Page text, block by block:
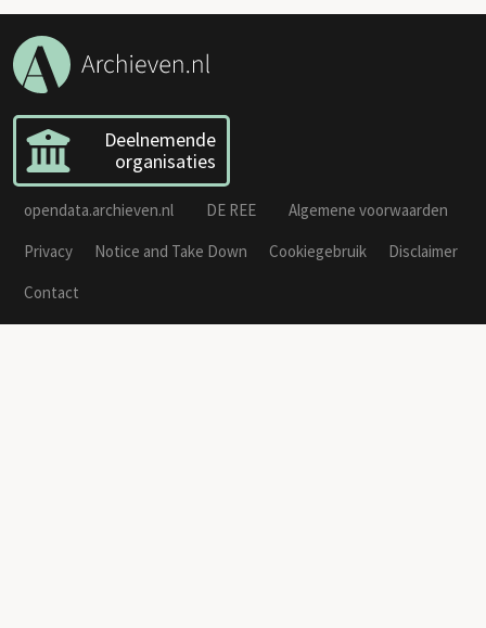
Deelnemende
organisaties
opendata.archieven.nl DE REE
Algemene voorwaarden
Privacy
Notice and Take Down Cookiegebruik
Disclaimer
Contact